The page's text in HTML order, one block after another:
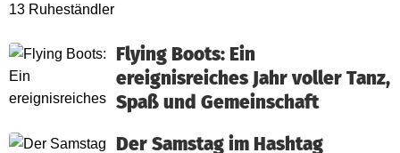
Flying Boots: Ein
ereignisreiches Jahr voller Tanz,
Spaß und Gemeinschaft
Der Samstag im Hashtag